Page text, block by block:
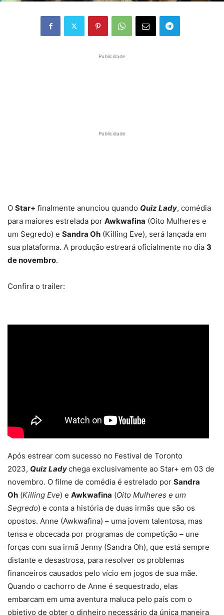
Publicidade
Publicidade
O Star+ finalmente anunciou quando Quiz Lady, comédia
para maiores estrelada por Awkwafina (Oito Mulheres e
um Segredo) e Sandra Oh (Killing Eve), será lançada em
sua plataforma. A produção estreará oficialmente no dia 3
de novembro.
Confira o trailer:
Após estrear com sucesso no Festival de Toronto
2023, Quiz Ladychega exclusivamente ao Star+ em 03 de
novembro. O filme de comédia é estrelado por Sandra
Oh (Killing Eve) e Awkwafina (Oito Mulheres e um
Segredo) e conta a história de duas irmãs que são os
opostos. Anne (Awkwafina) – uma jovem talentosa, mas
tensa e obcecada por programas de competição – une
forças com sua irmã Jenny (Sandra Oh), que está sempre
distante e desastrosa, para resolver os problemas
financeiros causados pelo vício em jogos de sua mãe.
Quando o cachorro de Anne é sequestrado, elas
embarcam em uma aventura maluca pelo país com o
objetivo de obter o dinheiro necessário da única maneira